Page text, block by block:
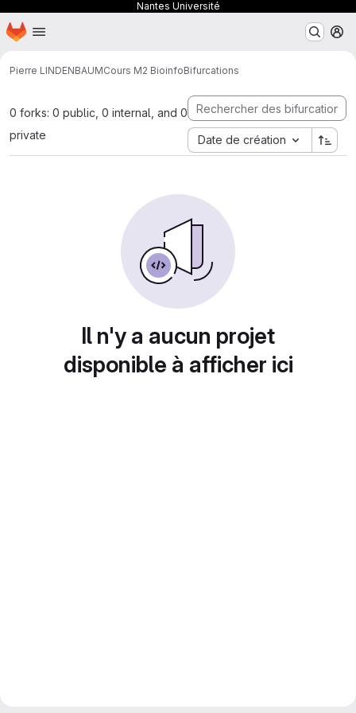
Nantes Université
Passer au contenu principal
Page d'accueil
Pierre LINDENBAUMCours M2 BioinfoBifurcations
0 forks: 0 public, 0 internal, and 0
private
Date de création
Il n'y a aucun projet
disponible à afficher ici